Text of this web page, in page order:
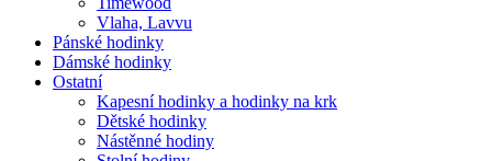
Vlaha, Lavvu
Pánské hodinky
Dámské hodinky
Ostatní
Kapesní hodinky a hodinky na krk
Dětské hodinky
Nástěnné hodiny